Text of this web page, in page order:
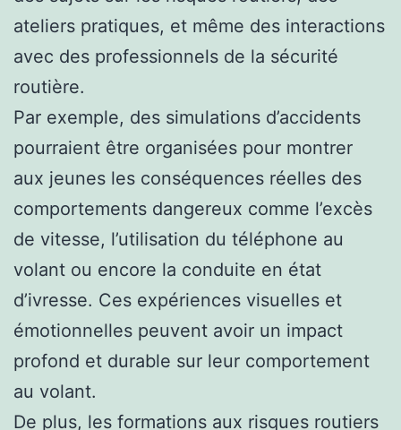
ateliers pratiques, et même des interactions
avec des professionnels de la sécurité
routière.
Par exemple, des simulations d’accidents
pourraient être organisées pour montrer
aux jeunes les conséquences réelles des
comportements dangereux comme l’excès
de vitesse, l’utilisation du téléphone au
volant ou encore la conduite en état
d’ivresse. Ces expériences visuelles et
émotionnelles peuvent avoir un impact
profond et durable sur leur comportement
au volant.
De plus, les formations aux risques routiers